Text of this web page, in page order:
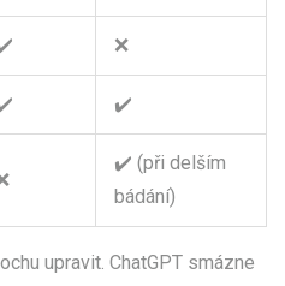
❌
✔️
✔️ (při delším
bádání)
upravit. ChatGPT smázne